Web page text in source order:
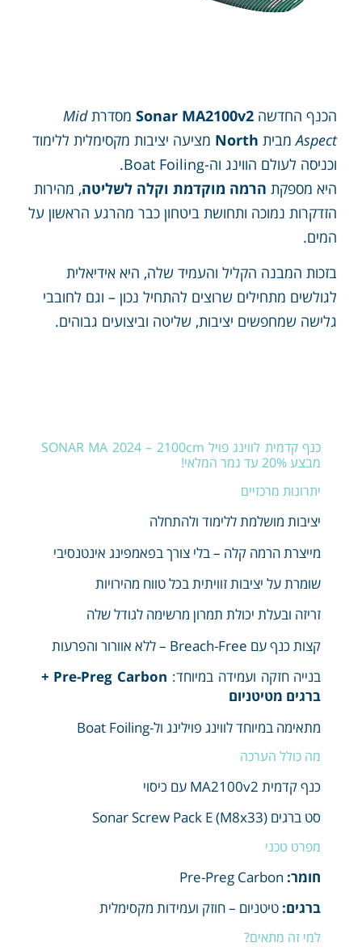
הכנף החדשהSonar MA2100v2 מסדרתMid
Aspectמבית North מציעה יציבות מקסימלית ללימוד
וכניסה לעולם הווינג וה-Boat Foiling.
היא מספקת הרמה מוקדמת וקלה לשליטה, מהירות
הזדקרות נמוכה ותחושת ביטחון כבר מהרגע הראשון על
המים.
בזכות המבנה הקליל והעמיד שלה, היא אידיאלית
לגולשים מתחילים שרוצים להתחיל נכון – וגם לחובבי
גלישה שמחפשים יציבות, שליטה וביצועים גבוהים.
כנף קדמית לווינג פויל SONAR MA 2024 – 2100cm
מבצע 20% עד גמר המלאי!
יתרונות מרכזיים
יציבות מושלמת ללימוד ולהתחלה
מייצרת הרמה קלה – בלי צורך בפאמפינג אינטנסיבי
שומרת על יציבות זוויתית בכל טווח מהירויות
זריזה ובעלת יכולת תמרון מרשימה לגודל שלה
קצות כנף עם Breach-Free – ללא אוורור והפרעות
בנייה חזקה ועמידה במיוחד:
Pre-Preg Carbon +
ברגים מטיטניום
מתאימה במיוחד לווינג פוילינג ול-Boat Foiling
מה כולל הערכה
כנף קדמית MA2100v2 עם כיסוי
סט ברגים Sonar Screw Pack E (M8x33)
מפרט טכני
חומר:
ברגים: טיטניום – חוזק ועמידות מקסימלית
למי זה מתאים?